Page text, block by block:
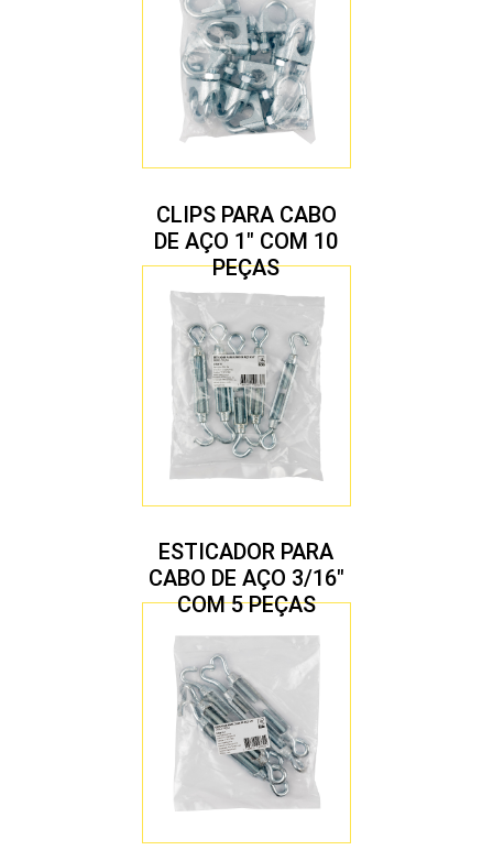
CLIPS PARA CABO
DE AÇO 1″ COM 10
PEÇAS
ESTICADOR PARA
CABO DE AÇO 3/16″
COM 5 PEÇAS